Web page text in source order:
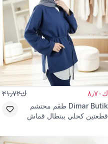
ك٨٫٧٠ ك٢١٫٧٢
Dimar Butik طقم محتشم
قطعتين كحلي ببنطال قماش